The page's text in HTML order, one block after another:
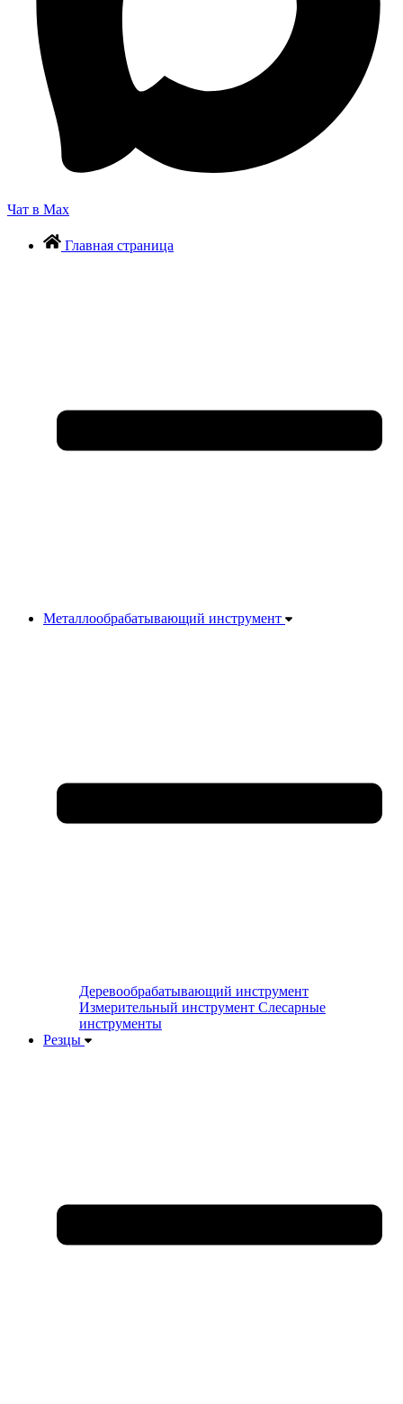
Чат в Max
Главная страница
Металлообрабатывающий инструмент
Деревообрабатывающий инструмент
Измерительный инструмент Слесарные
инструменты
Резцы